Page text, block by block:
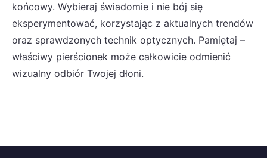
końcowy. Wybieraj świadomie i nie bój się
eksperymentować, korzystając z aktualnych trendów
oraz sprawdzonych technik optycznych. Pamiętaj –
właściwy pierścionek może całkowicie odmienić
wizualny odbiór Twojej dłoni.